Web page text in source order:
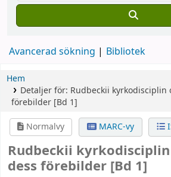
Avancerad sökning Bibliotek
Hem
Detaljer för: Rudbeckii kyrkodisciplin
förebilder [Bd 1]
Normalvy
MARC-vy
Rudbeckii
dess förebilder [Bd 1]